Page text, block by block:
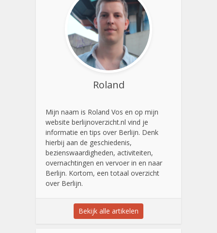
Roland
Mijn naam is Roland Vos en op mijn
website berlijnoverzicht.nl vind je
informatie en tips over Berlijn. Denk
hierbij aan de geschiedenis,
bezienswaardigheden, activiteiten,
overnachtingen en vervoer in en naar
Berlijn. Kortom, een totaal overzicht
over Berlijn.
Bekijk alle artikelen